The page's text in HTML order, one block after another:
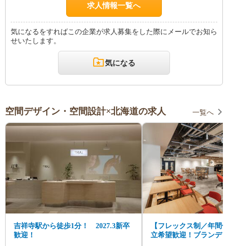
求人情報一覧へ
気になるをすればこの企業が求人募集をした際にメールでお知ら
せいたします。
気になる
空間デザイン・空間設計×北海道の求人 一覧へ
吉祥寺駅から徒歩1分！ 2027.3新卒
歓迎！
【フレックス制／年間
立希望歓迎！ブランデ